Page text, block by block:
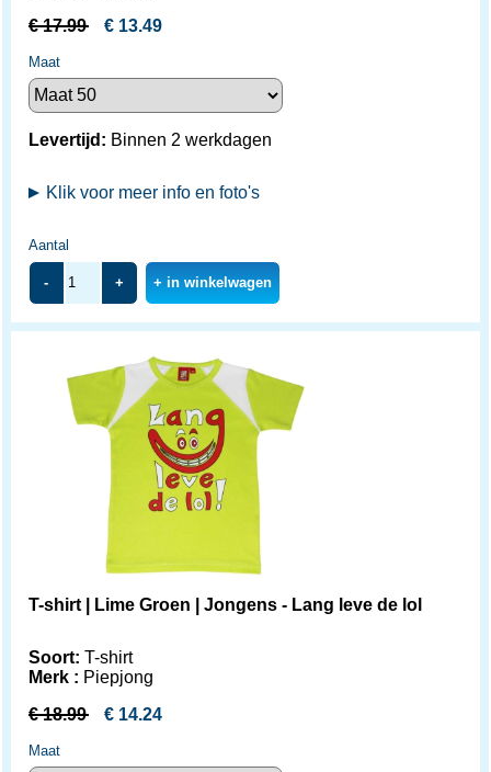
€17.99 € 13.49
Maat
Levertijd: Binnen 2 werkdagen
Klik voor meer info en foto's
Aantal
- + + in winkelwagen
T-shirt | Lime Groen | Jongens - Lang leve de lol
Soort: T-shirt
Merk : Piepjong
€18.99 € 14.24
Maat